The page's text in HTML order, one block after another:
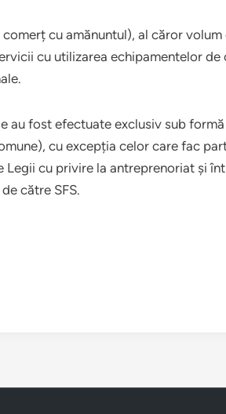
cu amănuntul), al căror
cu utilizarea echipamentelor
au fost efectuate exclusiv sub
cu excepția celor care fac
cu privire la antreprenoriat și
către SFS.